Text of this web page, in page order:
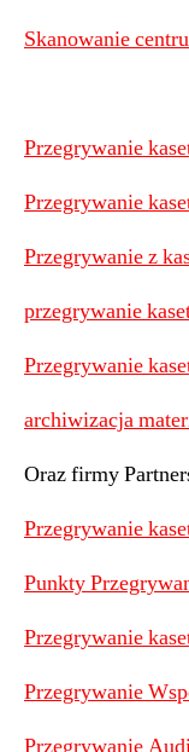
Skanowanie
Przegrywanie
Przegrywanie
Przegrywanie z
przegrywanie
Przegrywanie
archiwizacja
Oraz firmy
Przegrywanie
Punkty
Przegrywanie
Przegrywanie